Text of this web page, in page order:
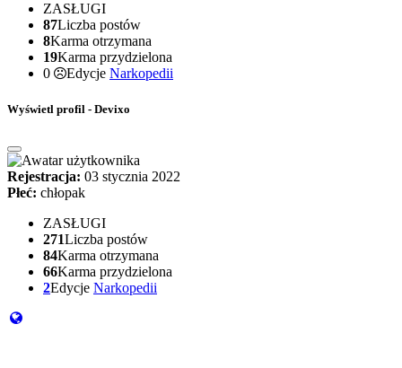
ZASŁUGI
87Liczba postów
8Karma otrzymana
19Karma przydzielona
0
Edycje Narkopedii
Wyświetl profil - Devixo
Rejestracja: 03 stycznia 2022
Płeć: chłopak
ZASŁUGI
271Liczba postów
84Karma otrzymana
66Karma przydzielona
2Edycje Narkopedii